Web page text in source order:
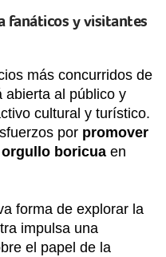
fanáticos y visitantes
más concurridos de
abierta al público y
cultural y turístico.
por promover
boricua en
forma de explorar la
impulsa una
el papel de la